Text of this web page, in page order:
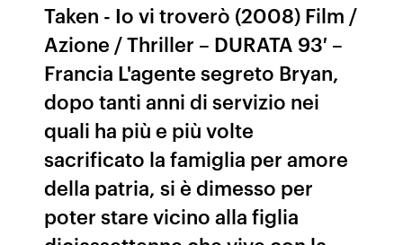
Taken - Io vi troverò (2008) Film /
Azione / Thriller – DURATA 93′ –
Francia L'agente segreto Bryan,
dopo tanti anni di servizio nei
quali ha più e più volte
sacrificato la famiglia per amore
della patria, si è dimesso per
poter stare vicino alla figlia